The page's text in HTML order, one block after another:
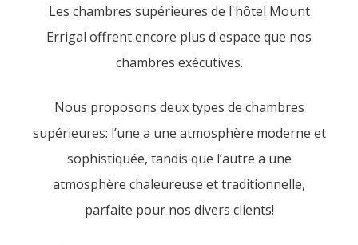
Les chambres supérieures de l'hôtel Mount
Errigal offrent encore plus d'espace que nos
chambres exécutives.
Nous proposons deux types de chambres
supérieures: l’une a une atmosphère moderne et
sophistiquée, tandis que l’autre a une
atmosphère chaleureuse et traditionnelle,
parfaite pour nos divers clients!